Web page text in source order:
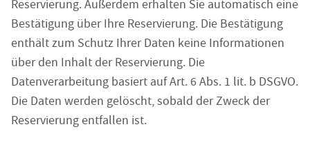
Reservierung. Außerdem erhalten Sie automatisch eine
Bestätigung über Ihre Reservierung. Die Bestätigung
enthält zum Schutz Ihrer Daten keine Informationen
über den Inhalt der Reservierung. Die
Datenverarbeitung basiert auf Art. 6 Abs. 1 lit. b DSGVO.
Die Daten werden gelöscht, sobald der Zweck der
Reservierung entfallen ist.